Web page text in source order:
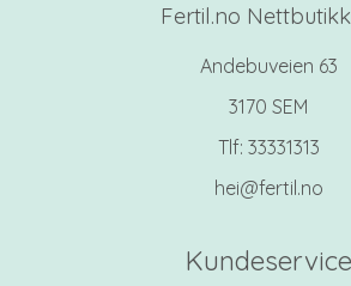
Fertil.no
Andebuveien 63
3170 SEM
Tlf: 33331313
hei@fertil.no
Kundeservice